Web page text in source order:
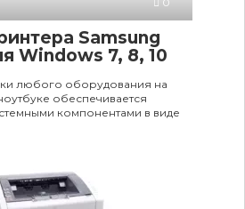
Samsung
Windows 7, 8, 10
любого оборудования на
обеспечивается
компонентами в виде